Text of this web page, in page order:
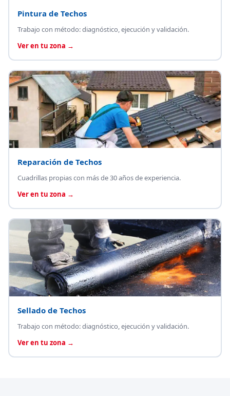
Pintura de Techos
Trabajo con método: diagnóstico, ejecución y validación.
Ver en tu zona →
Reparación de Techos
Cuadrillas propias con más de 30 años de experiencia.
Ver en tu zona →
Sellado de Techos
Trabajo con método: diagnóstico, ejecución y validación.
Ver en tu zona →